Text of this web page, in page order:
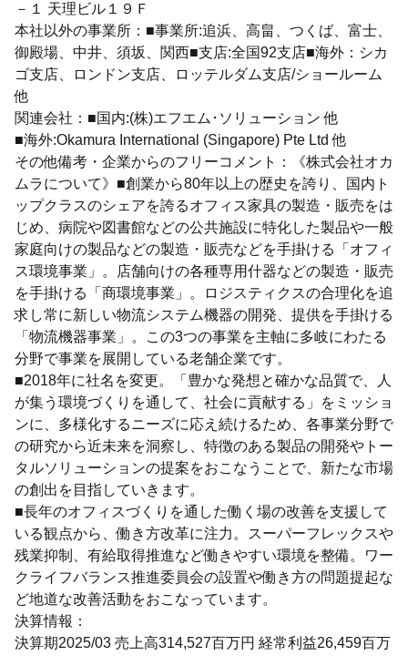
－１ 天理ビル１９Ｆ
本社以外の事業所：■事業所:追浜、高畠、つくば、富士、
御殿場、中井、須坂、関西■支店:全国92支店■海外：シカ
ゴ支店、ロンドン支店、ロッテルダム支店/ショールーム
他
関連会社：■国内:(株)エフエム･ソリューション 他
■海外:Okamura International (Singapore) Pte Ltd 他
その他備考・企業からのフリーコメント：《株式会社オカ
ムラについて》■創業から80年以上の歴史を誇り、国内ト
ップクラスのシェアを誇るオフィス家具の製造・販売をは
じめ、病院や図書館などの公共施設に特化した製品や一般
家庭向けの製品などの製造・販売などを手掛ける「オフィ
ス環境事業」。店舗向けの各種専用什器などの製造・販売
を手掛ける「商環境事業」。ロジスティクスの合理化を追
求し常に新しい物流システム機器の開発、提供を手掛ける
「物流機器事業」。この3つの事業を主軸に多岐にわたる
分野で事業を展開している老舗企業です。
■2018年に社名を変更。「豊かな発想と確かな品質で、人
が集う環境づくりを通して、社会に貢献する」をミッショ
ンに、多様化するニーズに応え続けるため、各事業分野で
の研究から近未来を洞察し、特徴のある製品の開発やトー
タルソリューションの提案をおこなうことで、新たな市場
の創出を目指していきます。
■長年のオフィスづくりを通した働く場の改善を支援して
いる観点から、働き方改革に注力。スーパーフレックスや
残業抑制、有給取得推進など働きやすい環境を整備。ワー
クライフバランス推進委員会の設置や働き方の問題提起な
ど地道な改善活動をおこなっています。
決算情報：
決算期2025/03 売上高314,527百万円 経常利益26,459百万